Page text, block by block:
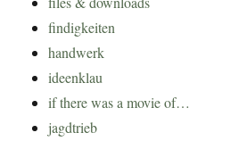
findigkeiten
handwerk
ideenklau
if there was a movie of…
jagdtrieb